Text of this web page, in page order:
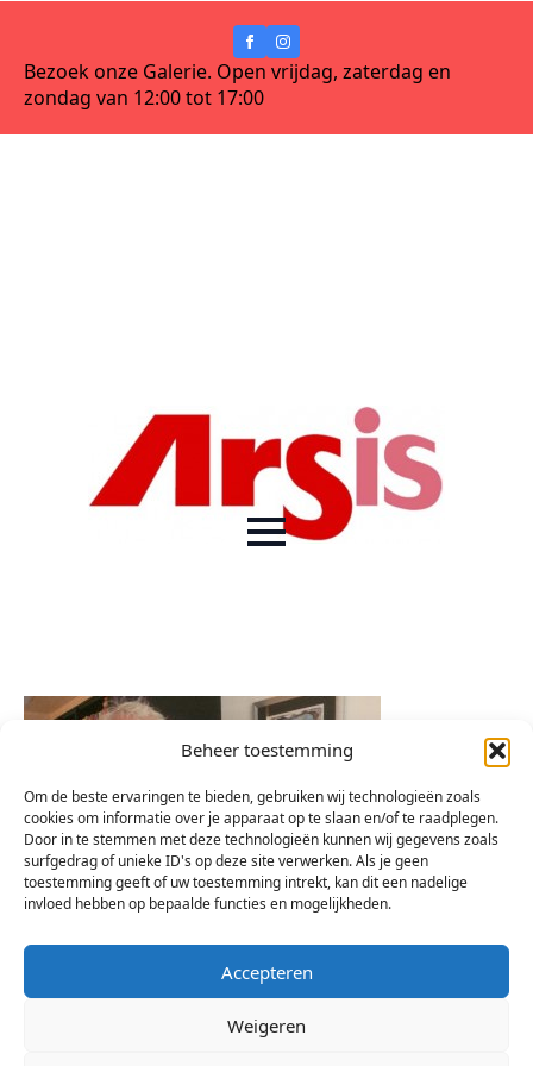
Beheer toestemming
Om de beste ervaringen te bieden, gebruiken wij technologieën zoals
cookies om informatie over je apparaat op te slaan en/of te raadplegen.
Door in te stemmen met deze technologieën kunnen wij gegevens zoals
surfgedrag of unieke ID's op deze site verwerken. Als je geen
toestemming geeft of uw toestemming intrekt, kan dit een nadelige
invloed hebben op bepaalde functies en mogelijkheden.
Accepteren
Weigeren
Bezoek onze Galerie. Open vrijdag, zaterdag en
zondag van 12:00 tot 17:00